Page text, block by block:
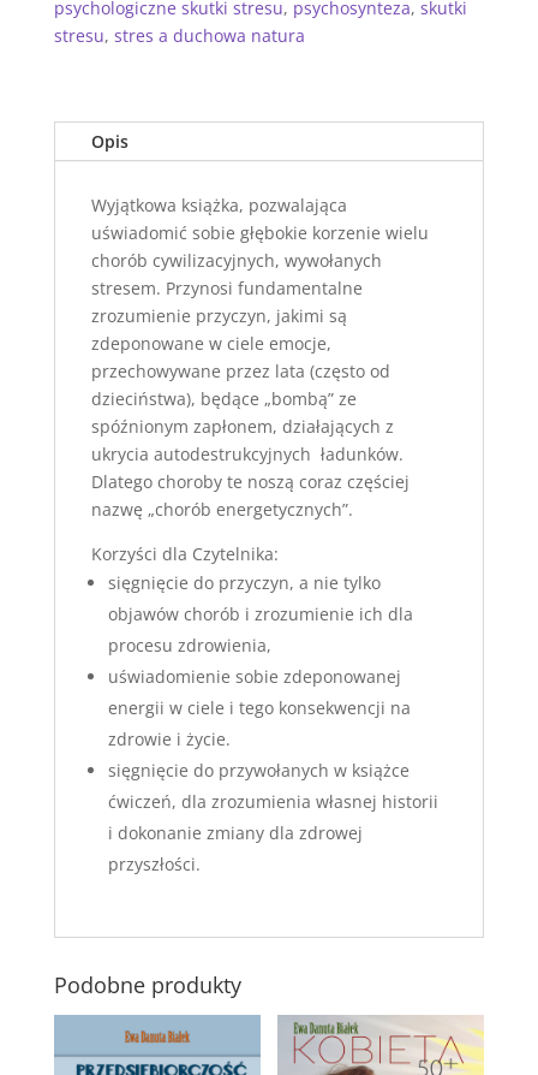
chorób
ze
psychologiczne skutki stresu, psychosynteza, skutki
stresu, stres a duchowa natura
Opis
Wyjątkowa książka, pozwalająca
uświadomić sobie głębokie korzenie wielu
chorób cywilizacyjnych, wywołanych
stresem. Przynosi fundamentalne
zrozumienie przyczyn, jakimi są
zdeponowane w ciele emocje,
przechowywane przez lata (często od
dzieciństwa), będące „bombą” ze
spóźnionym zapłonem, działających z
ukrycia autodestrukcyjnych ładunków.
Dlatego choroby te noszą coraz częściej
nazwę „chorób energetycznych”.
Korzyści dla Czytelnika:
sięgnięcie do przyczyn, a nie tylko
objawów chorób i zrozumienie ich dla
procesu zdrowienia,
uświadomienie sobie zdeponowanej
energii w ciele i tego konsekwencji na
zdrowie i życie.
sięgnięcie do przywołanych w książce
ćwiczeń, dla zrozumienia własnej historii
i dokonanie zmiany dla zdrowej
przyszłości.
Podobne produkty